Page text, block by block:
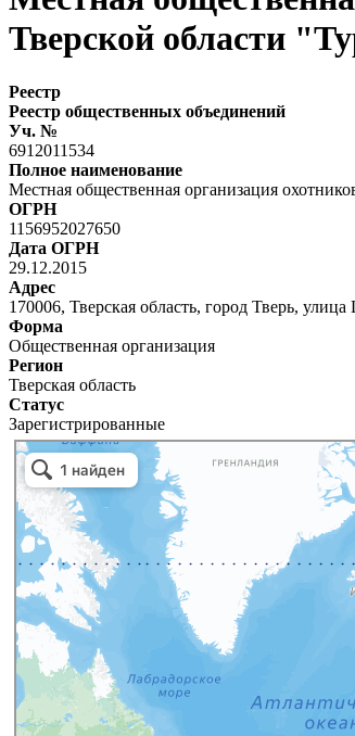
Тверской области
Реестр
Реестр общественных объединений
Уч. №
6912011534
Полное наименование
Местная общественная организация
ОГРН
1156952027650
Дата ОГРН
29.12.2015
Адрес
170006, Тверская область, город Тверь,
Форма
Общественная организация
Регион
Тверская область
Статус
Зарегистрированные